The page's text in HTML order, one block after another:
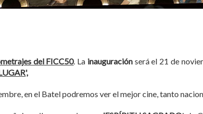
del FICC50. La inauguración será el 21 de
',
en el Batel podremos ver el mejor cine, tanto